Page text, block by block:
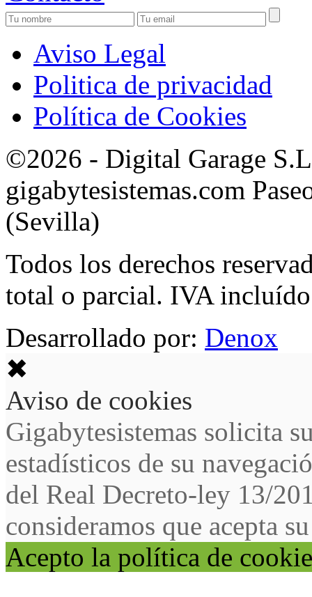
Aviso Legal
Politica de privacidad
Política de Cookies
©2026 - Digital Garage
gigabytesistemas.com
(Sevilla)
Todos los derechos
total o parcial. IVA
Desarrollado por: Denox
✖
Aviso de cookies
Gigabytesistemas solicita
estadísticos de su
del Real Decreto-ley 13/
consideramos que acepta
Acepto la política de